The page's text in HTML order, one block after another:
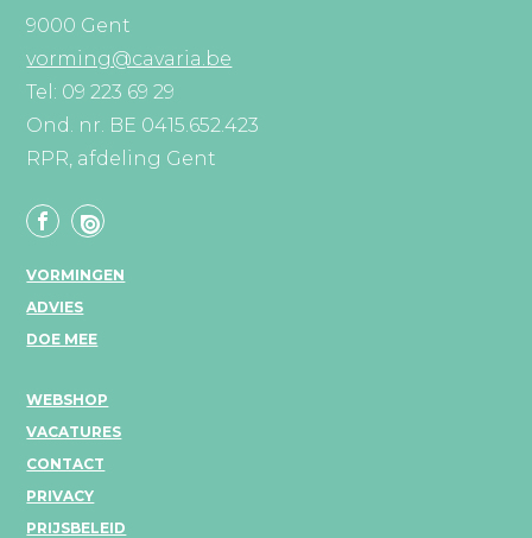
9000 Gent
vorming@cavaria.be
Tel: 09 223 69 29
Ond. nr. BE 0415.652.423
RPR, afdeling Gent
VORMINGEN
ADVIES
DOE MEE
WEBSHOP
VACATURES
CONTACT
PRIVACY
PRIJSBELEID